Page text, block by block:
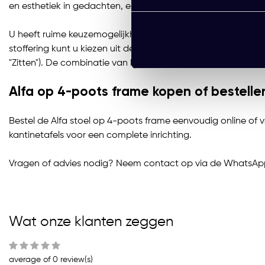
en esthetiek in gedachten, en is volledig gestoffeerd voor
U heeft ruime keuzemogelijkheden om de stoel perfect af
stoffering kunt u kiezen uit de duurzame Pearl stof in 6
"Zitten"). De combinatie van het strakke design en de
Alfa op 4-poots frame kopen of
Bestel de Alfa stoel op 4-poots frame eenvoudig online
kantinetafels voor een complete inrichting.
Vragen of advies nodig? Neem contact op via de
Wat onze klanten zeggen
average of 0 review(s)